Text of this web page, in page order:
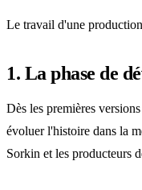
Le travail d'une
1. La phase de
Dès les premières
évoluer l'histoire dans la
Sorkin et les producteurs